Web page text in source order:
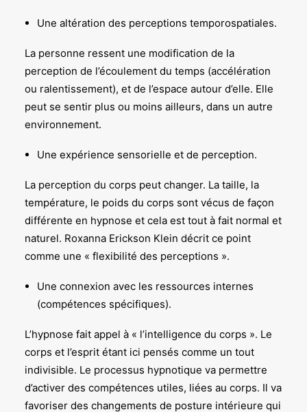
Une altération des perceptions temporospatiales.
La personne ressent une modification de la
perception de l’écoulement du temps (accélération
ou ralentissement), et de l’espace autour d’elle. Elle
peut se sentir plus ou moins ailleurs, dans un autre
environnement.
Une expérience sensorielle et de perception.
La perception du corps peut changer. La taille, la
température, le poids du corps sont vécus de façon
différente en hypnose et cela est tout à fait normal et
naturel. Roxanna Erickson Klein décrit ce point
comme une « flexibilité des perceptions ».
Une connexion avec les ressources internes
(compétences spécifiques).
L’hypnose fait appel à « l’intelligence du corps ». Le
corps et l’esprit étant ici pensés comme un tout
indivisible. Le processus hypnotique va permettre
d’activer des compétences utiles, liées au corps. Il va
favoriser des changements de posture intérieure qui